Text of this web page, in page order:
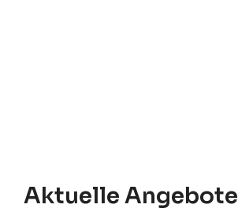
Aktuelle Angebote